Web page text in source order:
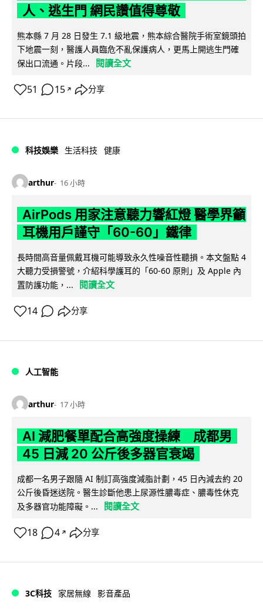
人、逃生門 網民讚值得尊敬
熊本縣 7 月 28 日發生 7.1 級地震，熊本綜合醫院手術室鏡頭拍
下地震一刻，醫護人員臨危不亂保護病人，更馬上開逃生門確
保出口流通。片段...
閱讀全文
51 15 ↗ 分享
科技娛樂 生活科技 健康
arthur 16 小時
AirPods 用家注意聽力響紅燈 醫學界籲
耳機用戶謹守「60-60」鐵律
長時間高音量佩戴耳機可能導致永久性噪音性聽損。本文盤點 4
大聽力受損警號，介紹科學護耳的「60-60 原則」及 Apple 內
置防護功能，...
閱讀全文
14 分享
人工智能
arthur 17 小時
AI 減肥餐單配合高強度操練 成都男
45 日減 20 公斤後多器官衰竭
成都一名男子跟隨 AI 制訂高強度減脂計劃，45 日內減去約 20
公斤後昏迷送院。醫生診斷他患上尿源性膿毒症、膿毒性休克
及多器官功能障礙。...
閱讀全文
18 4 ↗ 分享
3C科技 家居無線 影音產品